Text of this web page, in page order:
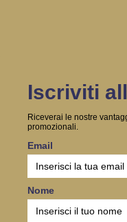
Iscriviti
Riceverai le nostre
promozionali.
Email
Nome